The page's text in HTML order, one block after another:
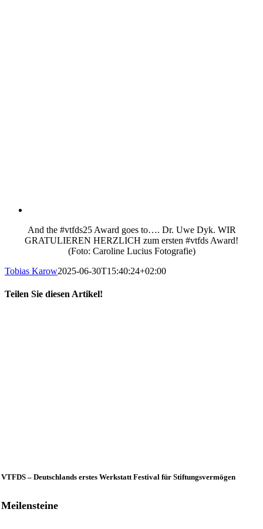
And the #vtfds25 Award goes to…. Dr. Uwe Dyk. WIR
GRATULIEREN HERZLICH zum ersten #vtfds Award!
(Foto: Caroline Lucius Fotografie)
Tobias Karow2025-06-30T15:40:24+02:00
Teilen Sie diesen Artikel!
VTFDS – Deutschlands erstes Werkstatt Festival für Stiftungsvermögen
Meilensteine